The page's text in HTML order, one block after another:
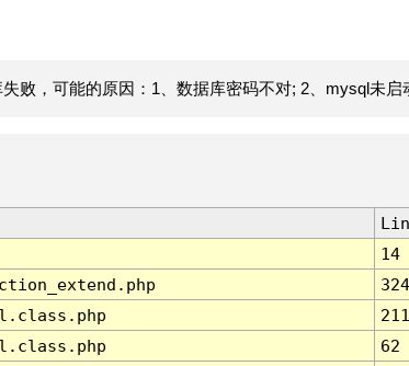
败，可能的原因：1、数据库密码不对; 2、mysql未启
14
324
211
62